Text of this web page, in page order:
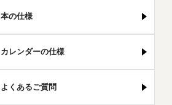
本の仕様
カレンダーの仕様
よくあるご質問